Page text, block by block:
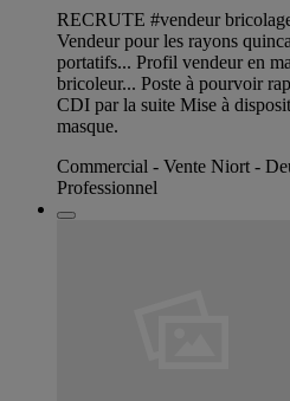
RECRUTE #vendeur
Vendeur pour les rayons
portatifs... Profil vendeur en
bricoleur... Poste à pourvoir
CDI par la suite Mise à
masque.
Commercial - Vente Niort -
Professionnel